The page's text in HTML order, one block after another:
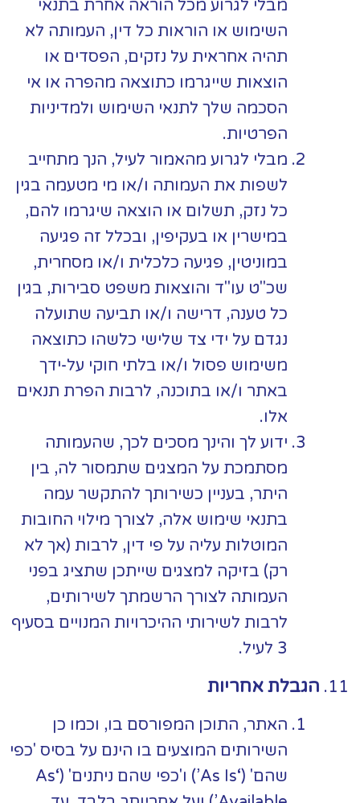
מבלי לגרוע מכל הוראה אחרת בתנאי
השימוש או הוראות כל דין, העמותה לא
תהיה אחראית על נזקים, הפסדים או
הוצאות שייגרמו כתוצאה מהפרה או אי
הסכמה שלך לתנאי השימוש ולמדיניות
הפרטיות.
מבלי לגרוע מהאמור לעיל, הנך מתחייב
לשפות את העמותה ו/או מי מטעמה בגין
כל נזק, תשלום או הוצאה שיגרמו להם,
במישרין או בעקיפין, ובכלל זה פגיעה
במוניטין, פגיעה כלכלית ו/או מסחרית,
שכ"ט עו"ד והוצאות משפט סבירות, בגין
כל טענה, דרישה ו/או תביעה שתועלה
נגדם על ידי צד שלישי כלשהו כתוצאה
משימוש פסול ו/או בלתי חוקי על-ידך
באתר ו/או בתוכנה, לרבות הפרת תנאים
אלו.
ידוע לך והינך מסכים לכך, שהעמותה
מסתמכת על המצגים שתמסור לה, בין
היתר, בעניין כשירותך להתקשר עמה
בתנאי שימוש אלה, לצורך מילוי החובות
המוטלות עליה על פי דין, לרבות (אך לא
רק) בזיקה למצגים שייתכן שתציג בפני
העמותה לצורך הרשמתך לשירותים,
לרבות לשירותי ההיכרויות המנויים בסעיף
3 לעיל.
הגבלת אחריות
האתר, התוכן המפורסם בו, וכמו כן
השירותים המוצעים בו הינם על בסיס 'כפי
שהם' (‘As Is’) ו'כפי שהם ניתנים' (‘As